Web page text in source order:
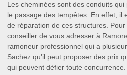
Les cheminées sont des conduits
le passage des tempêtes. En effet, il
de réparation de ces structures.
conseiller de vous adresser à
ramoneur professionnel qui a
Sachez qu'il peut proposer des prix
qui peuvent défier toute